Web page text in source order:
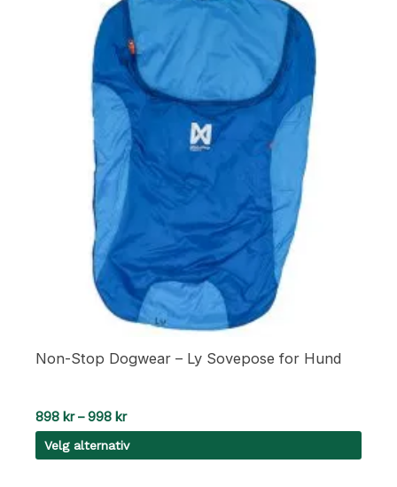
Non-Stop Dogwear – Ly Sovepose for Hund
898 kr – 998 krPrisområde:
898 kr
til
998 kr
Velg alternativ